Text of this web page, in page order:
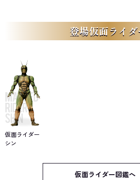
撃。彼の命が絶たれてしまうと、その場に
により自らの身に危険を感じ異形の戦士「
理性を保っており、突如現れてCIAの武装部
レベル2」と激しいバトルを繰り広げ、この
えずは真を見逃す決断を下す。
その後、ISS所長の氷室巖が真をサイボー
商品サンプルとして拘束しようと目論み、
た攻防により、真を親身になって支え愛を
落命。怒りの真はシンの姿となって氷室に
ンの前に現れた改造兵士レベル2との再戦に
そして、CIA本部が真の処分を決定。新た
登場仮面ライダ
仮面ライダー
シン
仮面ライダー図鑑へ